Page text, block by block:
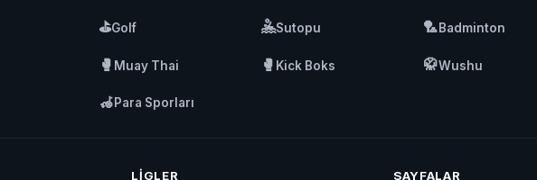
⛳Golf 🤽Sutopu 🏸Badminton
🥊 Muay Thai 🥊 Kick Boks 🥋Wushu
🦽Para Sporları
LIGLER SAYFALAR